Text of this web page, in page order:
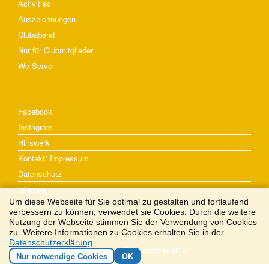
Activities
Auszeichnungen
Clubabend
Nur für Clubmitglieder
We Serve
Facebook
Instagram
Hilfswerk
Kontakt/ Impressum
Datenschutz
Internes
Login
© 2026 Lions Club Dinslaken 2012
Um diese Webseite für Sie optimal zu gestalten und fortlaufend
verbessern zu können, verwendet sie Cookies. Durch die weitere
Nutzung der Webseite stimmen Sie der Verwendung von Cookies
zu. Weitere Informationen zu Cookies erhalten Sie in der
Datenschutzerklärung
Nur notwendige Cookies OK